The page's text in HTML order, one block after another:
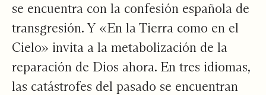
se encuentra con la confesión española de
transgresión. Y «En la Tierra como en el
Cielo» invita a la metabolización de la
reparación de Dios ahora. En tres idiomas,
las catástrofes del pasado se encuentran